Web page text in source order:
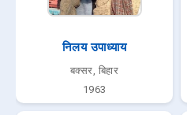
निलय उपाध्याय
बक्सर, बिहार
1963